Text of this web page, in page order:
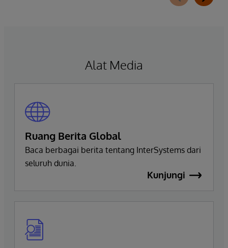
helps organizations more easily understand,
Alat Media
Ruang Berita Global
Baca berbagai berita tentang InterSystems dari
seluruh dunia.
Kunjungi